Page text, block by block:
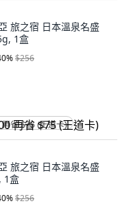
旅之宿 日本溫泉名盛
1盒
%$256
省 $75 (王道卡)
旅之宿 日本溫泉名盛
1盒
%$256